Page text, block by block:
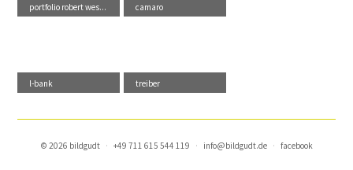
portfolio robert wes... camaro
l-bank treiber
© 2026 bildgudt · +49 711 615 544 119 · info@bildgudt.de · facebook